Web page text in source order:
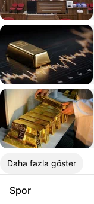
Daha fazla göster
Spor